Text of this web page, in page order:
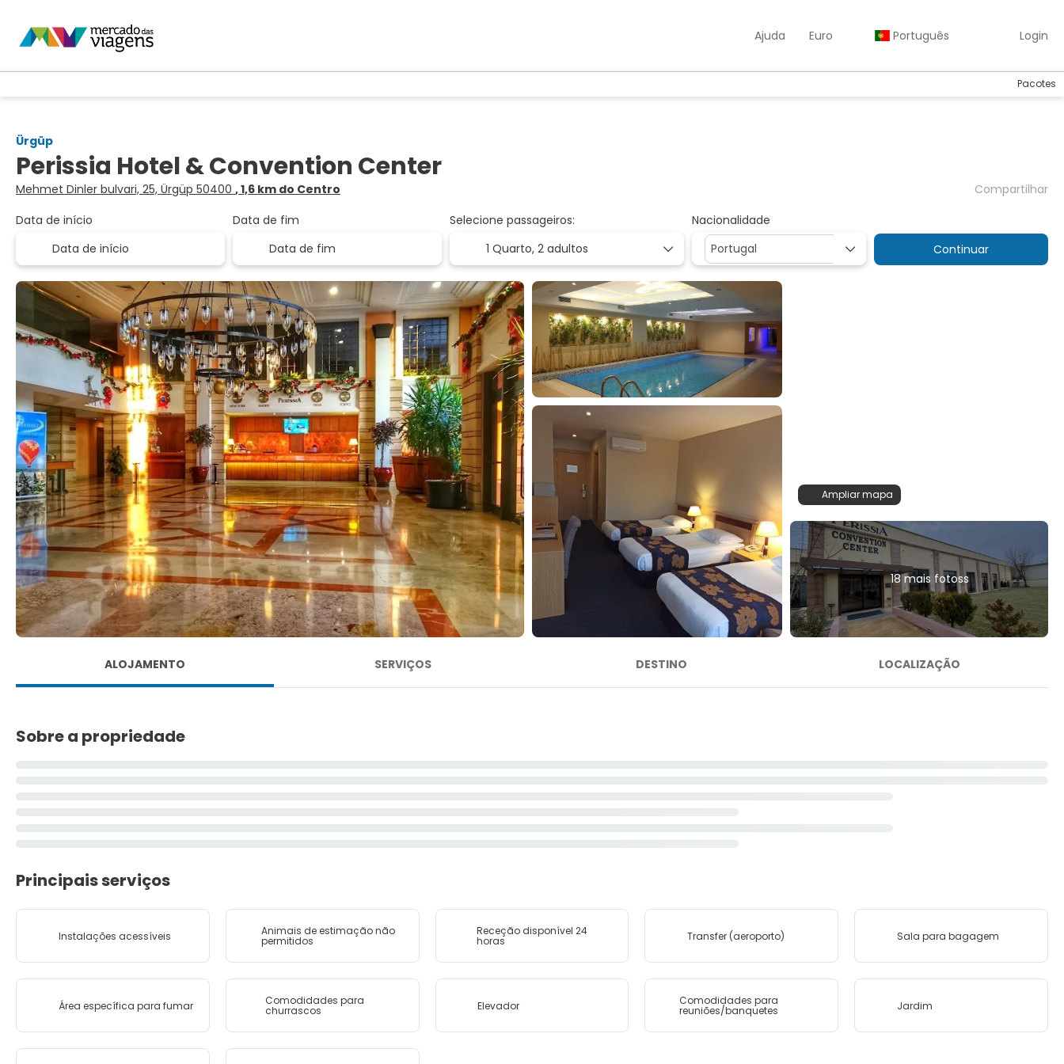
Ajuda Euro Português Login
Pacotes
Ürgüp
Perissia Hotel & Convention Center
Mehmet Dinler bulvari, 25, Ürgüp 50400 , 1,6 km do Centro
Compartilhar
Data de início
Data de fim
Selecione passageiros:
1 Quarto, 2 adultos
Nacionalidade
Continuar
Ampliar mapa
18 mais fotoss
ALOJAMENTO SERVIÇOS DESTINO LOCALIZAÇÃO
Sobre a propriedade
Principais serviços
Instalações acessíveis Animais de estimação não
permitidos
Receção disponível 24
horas Transfer (aeroporto) Sala para bagagem
Área específica para fumar Comodidades para
churrascos Elevador Comodidades para
reuniões/banquetes Jardim